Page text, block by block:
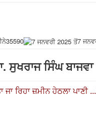
35590 7
ਸੁਖਰਾਜ ਸਿੰਘ ਬਾਜਵਾ
ਰਿਹਾ ਜ਼ਮੀਨ ਹੇਠਲਾ ਪਾਣੀ ...